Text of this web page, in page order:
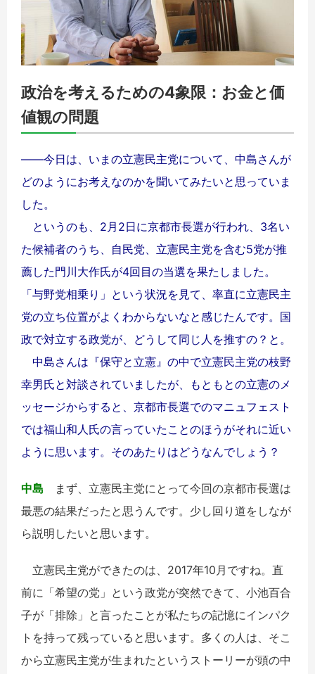
政治を考えるための4象限：お金と価
値観の問題
――今日は、いまの立憲民主党について、中島さんが
どのようにお考えなのかを聞いてみたいと思っていま
した。
というのも、2月2日に京都市長選が行われ、3名い
た候補者のうち、自民党、立憲民主党を含む5党が推
薦した門川大作氏が4回目の当選を果たしました。
「与野党相乗り」という状況を見て、率直に立憲民主
党の立ち位置がよくわからないなと感じたんです。国
政で対立する政党が、どうして同じ人を推すの？と。
中島さんは『保守と立憲』の中で立憲民主党の枝野
幸男氏と対談されていましたが、もともとの立憲のメ
ッセージからすると、京都市長選でのマニュフェスト
では福山和人氏の言っていたことのほうがそれに近い
ように思います。そのあたりはどうなんでしょう？
中島 まず、立憲民主党にとって今回の京都市長選は
最悪の結果だったと思うんです。少し回り道をしなが
ら説明したいと思います。
立憲民主党ができたのは、2017年10月ですね。直
前に「希望の党」という政党が突然できて、小池百合
子が「排除」と言ったことが私たちの記憶にインパク
トを持って残っていると思います。多くの人は、そこ
から立憲民主党が生まれたというストーリーが頭の中